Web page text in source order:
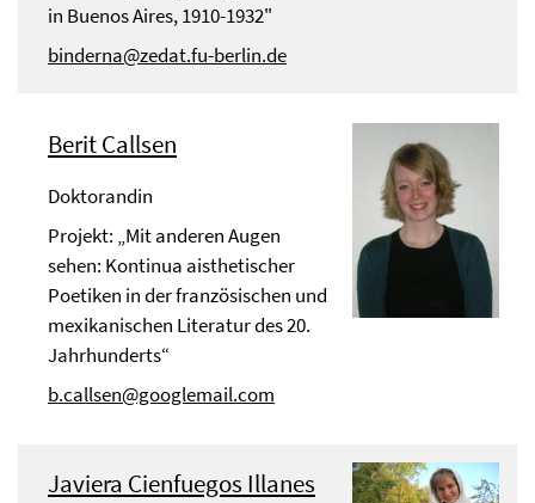
in Buenos Aires, 1910-1932"
binderna@zedat.fu-berlin.de
Berit Callsen
Doktorandin
Projekt: „Mit anderen Augen
sehen: Kontinua aisthetischer
Poetiken in der französischen und
mexikanischen Literatur des 20.
Jahrhunderts“
b.callsen@googlemail.com
Javiera Cienfuegos Illanes